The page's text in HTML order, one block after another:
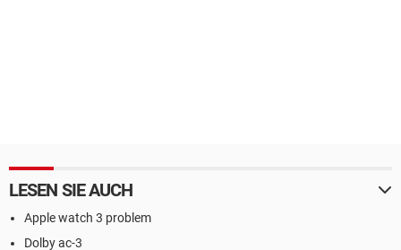
LESEN SIE AUCH
Apple watch 3 problem
Dolby ac-3